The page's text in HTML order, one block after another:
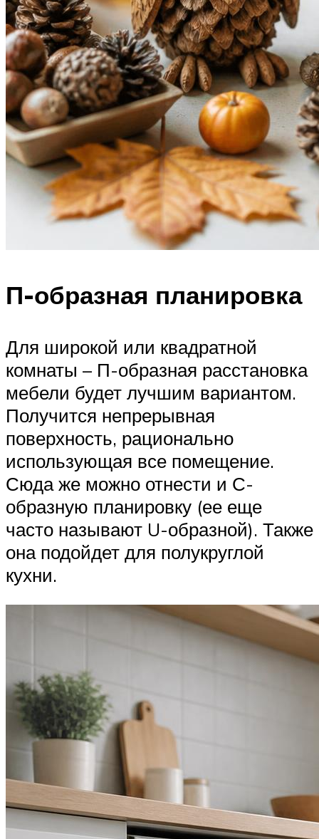
П-образная планировка
Для широкой или квадратной
комнаты – П-образная расстановка
мебели будет лучшим вариантом.
Получится непрерывная
поверхность, рационально
использующая все помещение.
Сюда же можно отнести и С-
образную планировку (ее еще
часто называют U-образной). Также
она подойдет для полукруглой
кухни.